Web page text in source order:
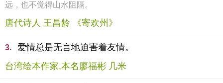
远，也不觉得山水阻隔。
唐代诗人 王昌龄 《寄欢州》
3.
爱情总是无言地迫害着友情。
台湾绘本作家,本名廖福彬 几米